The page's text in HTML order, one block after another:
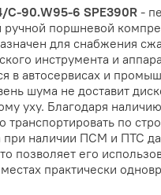
С-90.W95-6 SPE390R -
поршневой
для снабжения
инструмента и
в автосервисах и
шума не доставит
уху. Благодаря
транспортировать по
при наличии ПСМ и ПТС
позволяет его
практически